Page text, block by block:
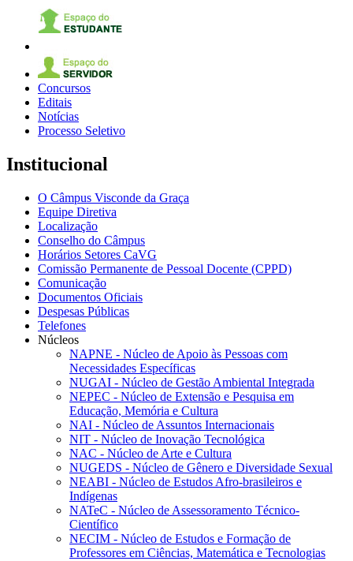
Concursos
Editais
Notícias
Processo Seletivo
Institucional
O Câmpus Visconde da Graça
Equipe Diretiva
Localização
Conselho do Câmpus
Horários Setores CaVG
Comissão Permanente de Pessoal Docente (CPPD)
Comunicação
Documentos Oficiais
Despesas Públicas
Telefones
Núcleos
NAPNE - Núcleo de Apoio às Pessoas com
Necessidades Específicas
NUGAI - Núcleo de Gestão Ambiental Integrada
NEPEC - Núcleo de Extensão e Pesquisa em
Educação, Memória e Cultura
NAI - Núcleo de Assuntos Internacionais
NIT - Núcleo de Inovação Tecnológica
NAC - Núcleo de Arte e Cultura
NUGEDS - Núcleo de Gênero e Diversidade Sexual
NEABI - Núcleo de Estudos Afro-brasileiros e
Indígenas
NATeC - Núcleo de Assessoramento Técnico-
Científico
NECIM - Núcleo de Estudos e Formação de
Professores em Ciências, Matemática e Tecnologias